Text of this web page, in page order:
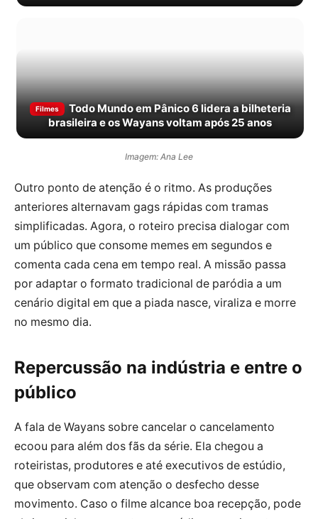
ninguém
Filmes
Todo Mundo em Pânico 6 lidera a bilheteria
brasileira e os Wayans voltam após 25 anos
Imagem: Ana Lee
Outro ponto de atenção é o ritmo. As produções
anteriores alternavam gags rápidas com tramas
simplificadas. Agora, o roteiro precisa dialogar com
um público que consome memes em segundos e
comenta cada cena em tempo real. A missão passa
por adaptar o formato tradicional de paródia a um
cenário digital em que a piada nasce, viraliza e morre
no mesmo dia.
Repercussão na indústria e entre o
público
A fala de Wayans sobre cancelar o cancelamento
ecoou para além dos fãs da série. Ela chegou a
roteiristas, produtores e até executivos de estúdio,
que observam com atenção o desfecho desse
movimento. Caso o filme alcance boa recepção, pode